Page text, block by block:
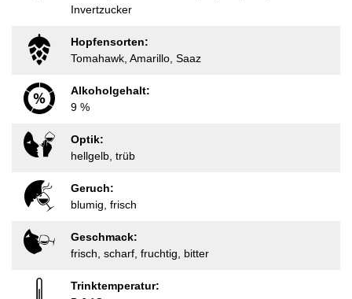
Invertzucker
Hopfensorten:
Tomahawk, Amarillo, Saaz
Alkoholgehalt:
9 %
Optik:
hellgelb, trüb
Geruch:
blumig, frisch
Geschmack:
frisch, scharf, fruchtig, bitter
Trinktemperatur: